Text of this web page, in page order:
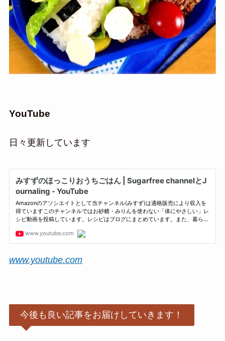
YouTube
日々更新しています
www.youtube.com
今後も良い記事をお届けしていきます！